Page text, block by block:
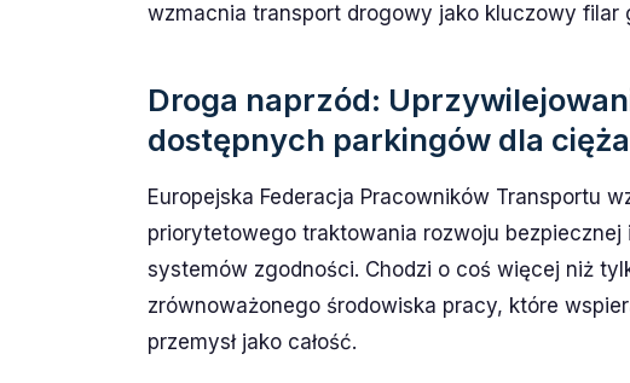
wzmacnia transport drogowy jako kluczowy filar
Droga naprzód:
dostępnych parkingów dla
Europejska Federacja Pracowników Transportu
priorytetowego traktowania rozwoju
systemów zgodności. Chodzi o coś więcej niż
zrównoważonego środowiska pracy, które
przemysł jako całość.